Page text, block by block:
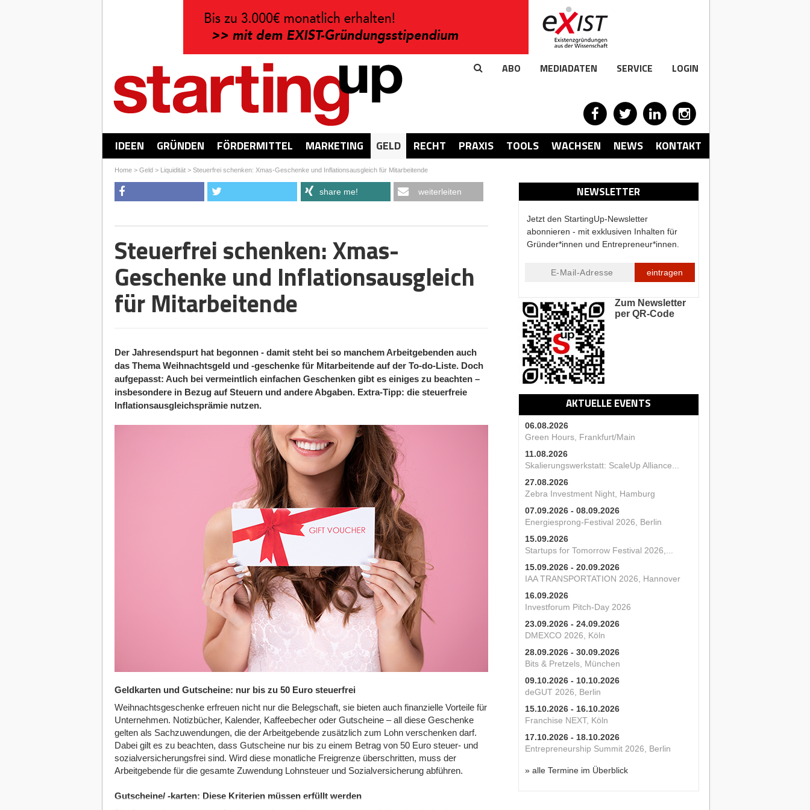
ABO MEDIADATEN SERVICE LOGIN
IDEEN GRÜNDEN FÖRDERMITTEL MARKETING GELD RECHT PRAXIS TOOLS WACHSEN NEWS KONTAKT
Home> Geld> Liquidität> Steuerfrei schenken: Xmas-Geschenke und Inflationsausgleich für Mitarbeitende
NEWSLETTER
Jetzt den StartingUp-Newsletter
abonnieren - mit exklusiven Inhalten für
Gründer*innen und Entrepreneur*innen.
eintragen
Zum Newsletter
per QR-Code
AKTUELLE EVENTS
06.08.2026
Green Hours, Frankfurt/Main
11.08.2026
Skalierungswerkstatt: ScaleUp Alliance...
27.08.2026
Zebra Investment Night, Hamburg
07.09.2026 - 08.09.2026
Energiesprong-Festival 2026, Berlin
15.09.2026
Startups for Tomorrow Festival 2026,...
15.09.2026 - 20.09.2026
IAA TRANSPORTATION 2026, Hannover
16.09.2026
Investforum Pitch-Day 2026
23.09.2026 - 24.09.2026
DMEXCO 2026, Köln
28.09.2026 - 30.09.2026
Bits & Pretzels, München
09.10.2026 - 10.10.2026
deGUT 2026, Berlin
15.10.2026 - 16.10.2026
Franchise NEXT, Köln
17.10.2026 - 18.10.2026
Entrepreneurship Summit 2026, Berlin
» alle Termine im Überblick
share me! weiterleiten
Steuerfrei schenken: Xmas-
Geschenke und Inflationsausgleich
für Mitarbeitende
Der Jahresendspurt hat begonnen - damit steht bei so manchem Arbeitgebenden auch
das Thema Weihnachtsgeld und -geschenke für Mitarbeitende auf der To-do-Liste. Doch
aufgepasst: Auch bei vermeintlich einfachen Geschenken gibt es einiges zu beachten –
insbesondere in Bezug auf Steuern und andere Abgaben. Extra-Tipp: die steuerfreie
Inflationsausgleichsprämie nutzen.
Geldkarten und Gutscheine: nur bis zu 50 Euro steuerfrei
Weihnachtsgeschenke erfreuen nicht nur die Belegschaft, sie bieten auch finanzielle Vorteile für
Unternehmen. Notizbücher, Kalender, Kaffeebecher oder Gutscheine – all diese Geschenke
gelten als Sachzuwendungen, die der Arbeitgebende zusätzlich zum Lohn verschenken darf.
Dabei gilt es zu beachten, dass Gutscheine nur bis zu einem Betrag von 50 Euro steuer- und
sozialversicherungsfrei sind. Wird diese monatliche Freigrenze überschritten, muss der
Arbeitgebende für die gesamte Zuwendung Lohnsteuer und Sozialversicherung abführen.
Gutscheine/ -karten: Diese Kriterien müssen erfüllt werden